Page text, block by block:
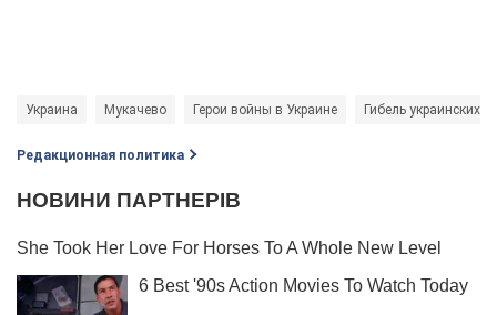
Украина Мукачево Герои войны в Украине Гибель украинских
Редакционная политика